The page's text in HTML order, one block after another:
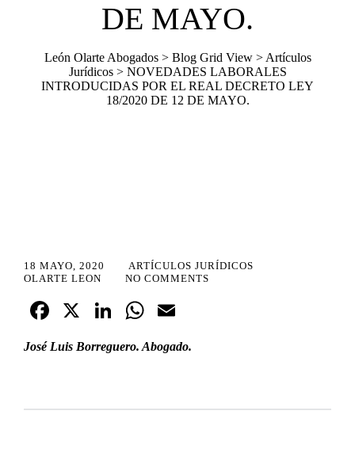
DE MAYO.
León Olarte Abogados> Blog Grid View> Artículos
Jurídicos> NOVEDADES LABORALES
INTRODUCIDAS POR EL REAL DECRETO LEY
18/2020 DE 12 DE MAYO.
18 MAYO, 2020
ARTÍCULOS JURÍDICOS
OLARTE LEON
NO COMMENTS
Fa
ce
X
Li
W
ha
ts
pp
m
José Luis Borreguero. Abogado.